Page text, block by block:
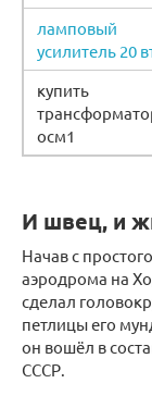
ламповый
усилитель 20
купить
осм1
И швец, и
Начав с
аэродрома на
сделал
петлицы его
он вошёл в
СССР.